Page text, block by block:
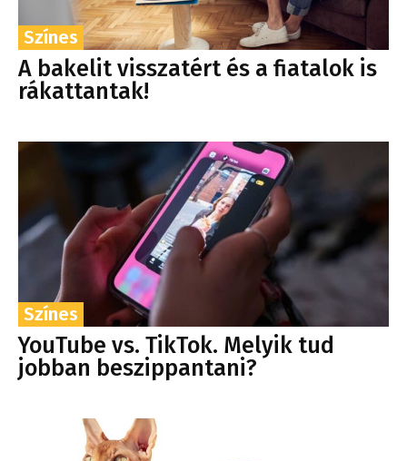
Színes
A bakelit visszatért és a fiatalok is
rákattantak!
Színes
YouTube vs. TikTok. Melyik tud
jobban beszippantani?